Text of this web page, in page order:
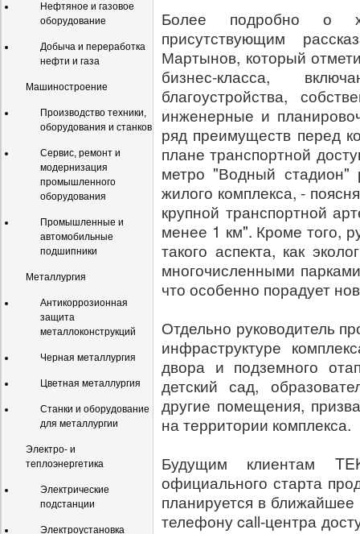
Нефтяное и газовое
оборудование
Добыча и переработка
нефти и газа
Машиностроение
Производство техники,
оборудования и станков
Сервис, ремонт и
модернизация
промышленного
оборудования
Промышленные и
автомобильные
подшипники
Металлургия
Антикоррозионная
защита
металлоконструкций
Черная металлургия
Цветная металлургия
Станки и оборудование
для металлургии
Электро- и
теплоэнергетика
Электрические
подстанции
Электроустановка
Более подробно о
присутствующим
Мартынов, который
бизнес-класса,
благоустройства,
инженерные и
ряд преимуществ перед
плане транспортной
метро "Водный
жилого комплекса, -
крупной транспортной
менее 1 км". Кроме того,
такого аспекта, как
многочисленными
что особенно порадует
Отдельно руководитель
инфраструктуре
двора и подземного
детский сад,
другие помещения,
на территории комплекса.
Будущим клиентам
официального старта
планируется в
телефону call-центра